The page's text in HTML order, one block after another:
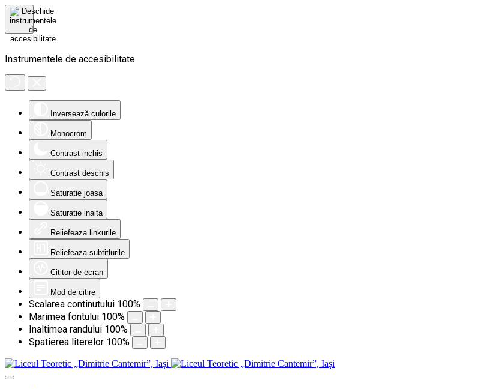
Instrumentele de accesibilitate
Inversează culorile
Monocrom
Contrast inchis
Contrast deschis
Saturatie joasa
Saturatie inalta
Reliefeaza linkurile
Reliefeaza subtitlurile
Cititor de ecran
Mod de citire
Scalarea continutului 100%
Marimea fontului 100%
Inaltimea randului 100%
Spatierea literelor 100%